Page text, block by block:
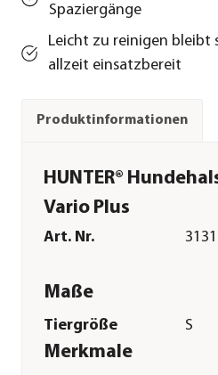
Spaziergänge
Leicht zu reinigen bleibt
allzeit einsatzbereit
Produktinformationen
HUNTER®
Vario Plus
Art. Nr.
Maße
Tiergröße S
Merkmale